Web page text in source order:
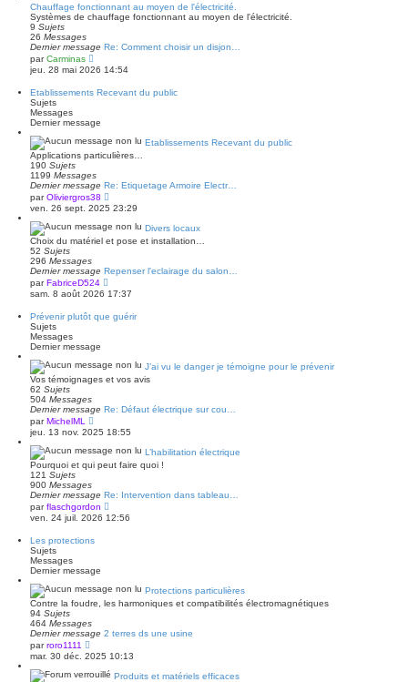
n
i
r
m
e
s
a
Chauffage fonctionnant au moyen de l'électricité.
Systèmes de chauffage fonctionnant au moyen de l'électricité.
9 Sujets
26 Messages
Dernier message Re: Comment choisir un disjon…
parCarminas
o
i
l
e
n
i
r
m
e
s
a
g
e
jeu. 28 mai 2026 14:54
Etablissements Recevant du public
Sujets
Messages
Dernier message
Etablissements Recevant du public
Applications particulières…
190 Sujets
1199 Messages
Dernier message Re: Etiquetage Armoire Electr…
parOliviergros38
o
i
r
e
r
i
r
m
a
e
ven. 26 sept. 2025 23:29
Divers locaux
Choix du matériel et pose et installation…
52 Sujets
296 Messages
Dernier message Repenser l'eclairage du salon…
parFabriceD524
o
i
l
n
i
m
s
a
e
sam. 8 août 2026 17:37
Prévenir plutôt que guérir
Sujets
Messages
Dernier message
J’ai vu le danger je témoigne pour le prévenir
Vos témoignages et vos avis
62 Sujets
504 Messages
Dernier message Re: Défaut électrique sur cou…
parMichelML
o
i
r
e
r
n
i
r
s
s
a
e
jeu. 13 nov. 2025 18:55
L’habilitation électrique
Pourquoi et qui peut faire quoi !
121 Sujets
900 Messages
Dernier message Re: Intervention dans tableau…
parflaschgordon
o
i
n
i
m
s
a
ven. 24 juil. 2026 12:56
Les protections
Sujets
Messages
Dernier message
Protections particulières
Contre la foudre, les harmoniques et compatibilités électromagnétiques
94 Sujets
464 Messages
Dernier message 2 terres ds une usine
parroro1111
o
r
mar. 30 déc. 2025 10:13
Produits et matériels efficaces